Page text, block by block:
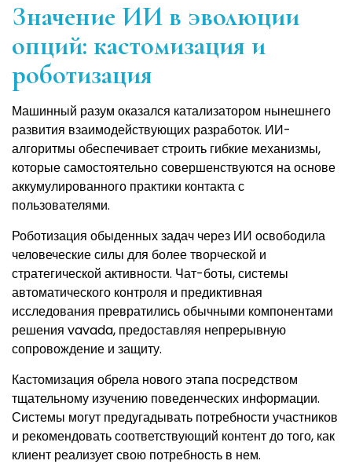
Значение ИИ в эволюции
опций: кастомизация и
роботизация
Машинный разум оказался катализатором нынешнего
развития взаимодействующих разработок. ИИ-
алгоритмы обеспечивает строить гибкие механизмы,
которые самостоятельно совершенствуются на основе
аккумулированного практики контакта с
пользователями.
Роботизация обыденных задач через ИИ освободила
человеческие силы для более творческой и
стратегической активности. Чат-боты, системы
автоматического контроля и предиктивная
исследования превратились обычными компонентами
решения vavada, предоставляя непрерывную
сопровождение и защиту.
Кастомизация обрела нового этапа посредством
тщательному изучению поведенческих информации.
Системы могут предугадывать потребности участников
и рекомендовать соответствующий контент до того, как
клиент реализует свою потребность в нем.